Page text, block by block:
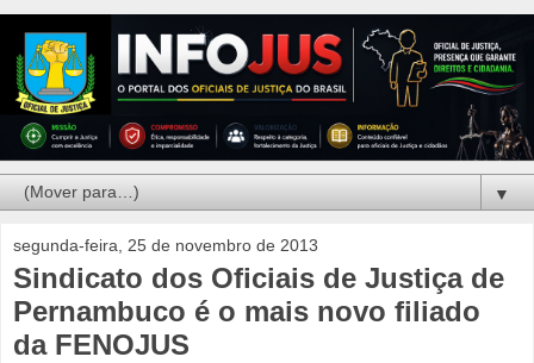
▼
segunda-feira, 25 de novembro de 2013
Sindicato dos Oficiais de Justiça de
Pernambuco é o mais novo filiado
da FENOJUS